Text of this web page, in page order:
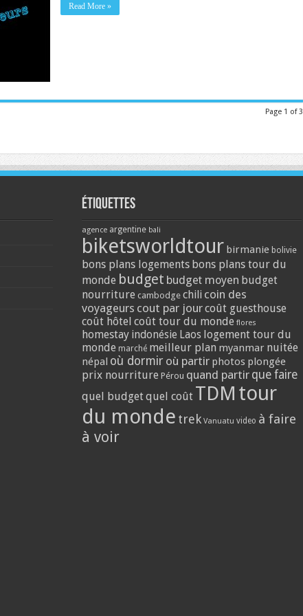
Read More »
Page 1 of 3
Étiquettes
agence argentine bali
biketsworldtour birmanie bolivie
bons plans logements bons plans tour du
monde budget budget moyen budget
nourriture cambodge chili coin des
voyageurs cout par jourcoût guesthouse
coût hôtel coût tour du monde flores
homestay indonésie Laos logement tour du
monde marché meilleur plan myanmar nuitée
népal où dormir où partir photos plongée
prix nourriture Pérou quand partir que faire
quel budgetquel coût TDM tour
du monde trek Vanuatu video à faire
à voir